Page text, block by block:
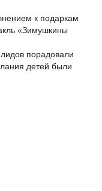
к подаркам
«Зимушкины
порадовали
детей были